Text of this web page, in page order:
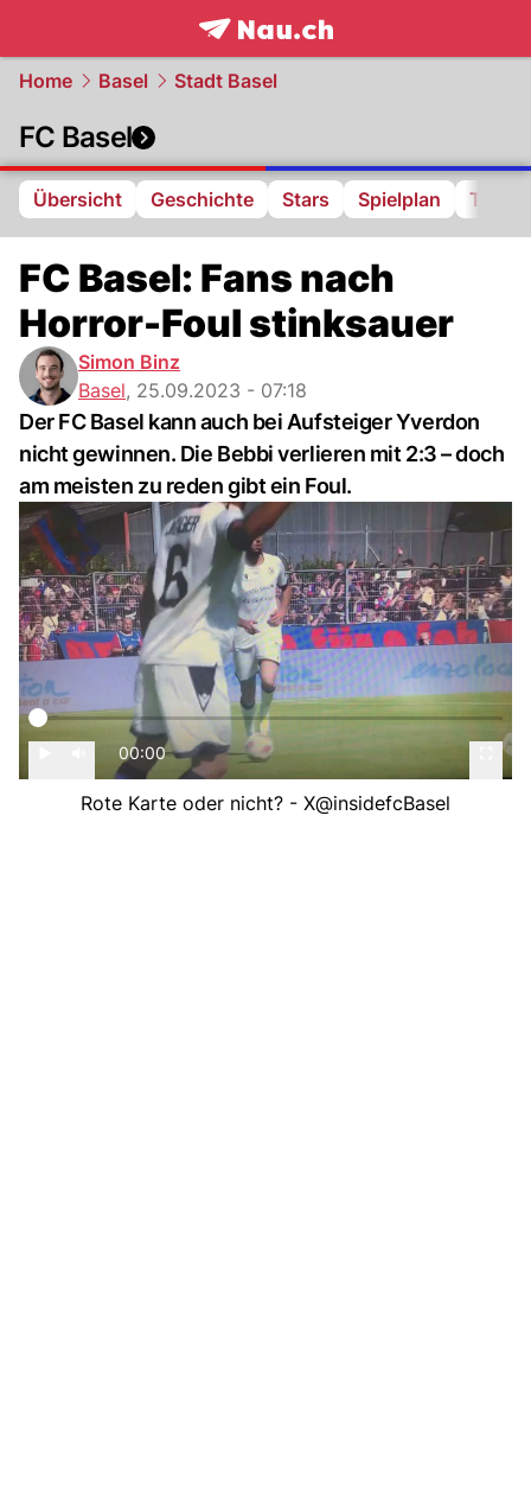
frontpage.NAU.ch
Home Basel Stadt Basel
FC Basel
Übersicht Geschichte Stars Spielplan
FC Basel: Fans nach
Horror-Foul stinksauer
Simon Binz
Basel, 25.09.2023 - 07:18
Der FC Basel kann auch bei Aufsteiger Yverdon
nicht gewinnen. Die Bebbi verlieren mit 2:3 – doch
am meisten zu reden gibt ein Foul.
00:00
Rote Karte oder nicht? - X@insidefcBasel